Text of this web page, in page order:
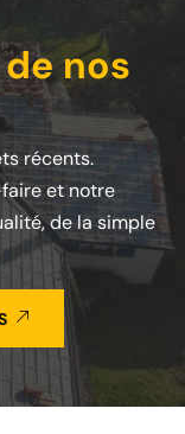
nos
récents.
et notre
de la simple